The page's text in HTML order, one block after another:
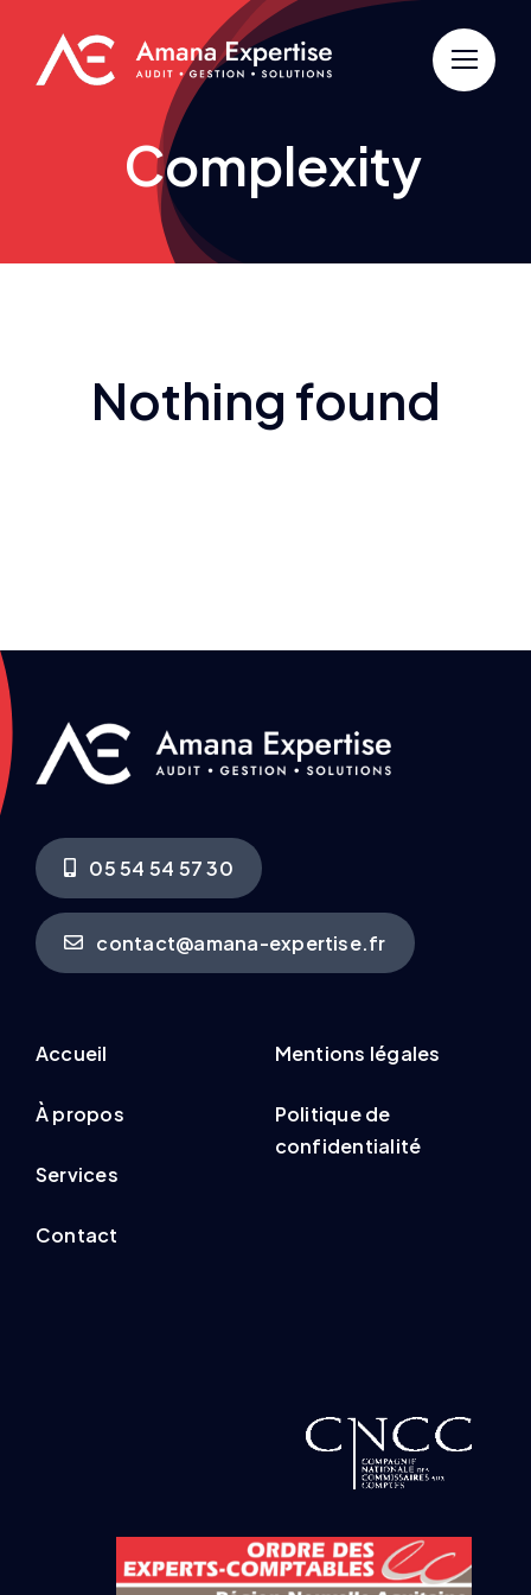
contenu
Complexity
Nothing found
05 54 54 57 30
contact@amana-expertise.fr
Accueil
À propos
Services
Contact
Mentions légales
Politique de
confidentialité